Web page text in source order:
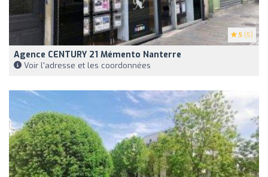
5 (5)
Agence CENTURY 21 Mémento Nanterre
Voir l'adresse et les coordonnées